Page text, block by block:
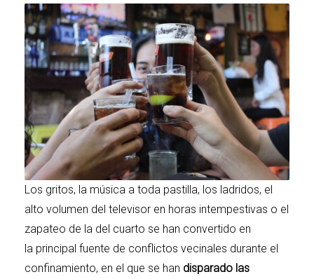
Los gritos, la música a toda pastilla, los ladridos, el
alto volumen del televisor en horas intempestivas o el
zapateo de la del cuarto se han convertido en
la principal fuente de conflictos vecinales durante el
confinamiento, en el que se han disparado las